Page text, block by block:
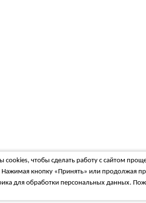
чтобы сделать работу с сайтом
Нажимая кнопку «Принять» или продолжая
для обработки персональных данных.